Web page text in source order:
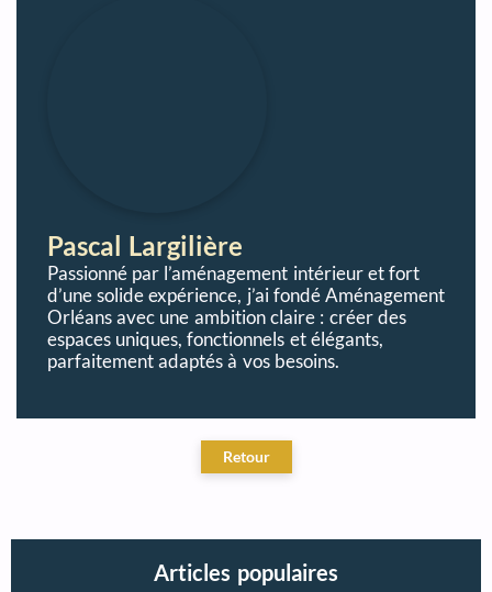
Pascal Largilière
Passionné par l’aménagement intérieur et fort
d’une solide expérience, j’ai fondé Aménagement
Orléans avec une ambition claire : créer des
espaces uniques, fonctionnels et élégants,
parfaitement adaptés à vos besoins.
Articles populaires